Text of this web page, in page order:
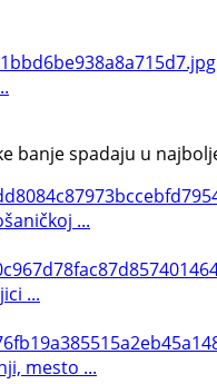
banje spadaju u
...
...
mesto ...